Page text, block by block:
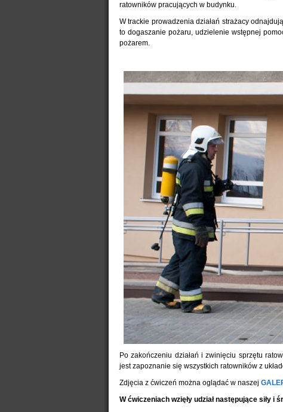
ratowników pracujących w budynku.
W trackie prowadzenia działań strażacy
to dogaszanie pożaru, udzielenie wstępnej
pożarem.
Po zakończeniu działań i zwinięciu sprzętu
jest zapoznanie się wszystkich ratowników z
Zdjęcia z ćwiczeń można oglądać w naszej
W ćwiczeniach wzięły udział następujące siły i